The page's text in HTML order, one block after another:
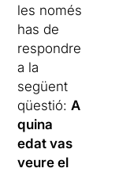
les només
has de
respondre
a la
següent
qüestió:A
quina
edat vas
veure el